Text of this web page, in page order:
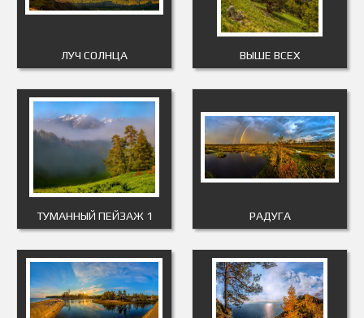
ЛУЧ СОЛНЦА ВЫШЕ ВСЕХ
ТУМАННЫЙ ПЕЙЗАЖ 1 РАДУГА